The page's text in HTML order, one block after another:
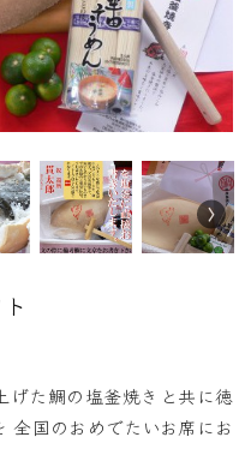
げた鯛の塩釜焼きと共に徳
全国のおめでたいお席にお